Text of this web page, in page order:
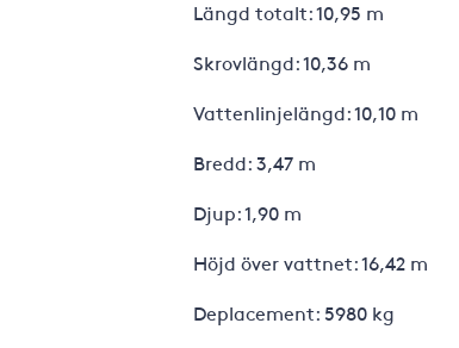
Längd totalt: 10,95 m
Skrovlängd: 10,36 m
Vattenlinjelängd: 10,10 m
Bredd: 3,47 m
Djup: 1,90 m
Höjd över vattnet: 16,42 m
Deplacement: 5980 kg